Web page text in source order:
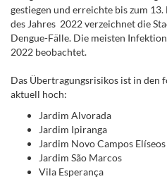
gestiegen und erreichte bis zum
des Jahres 2022 verzeichnet die
Dengue-Fälle. Die meisten
2022 beobachtet.
Das Übertragungsrisikos ist in den
aktuell hoch:
Jardim Alvorada
Jardim Ipiranga
Jardim Novo Campos Elíseos
Jardim São Marcos
Vila Esperança